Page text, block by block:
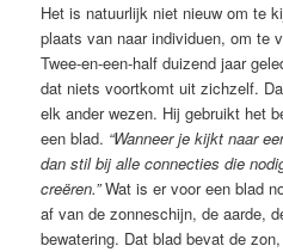
Het is natuurlijk niet nieuw om te
plaats van naar individuen, om te
Twee-en-een-half duizend jaar
dat niets voortkomt uit zichzelf.
elk ander wezen. Hij gebruikt het
een blad. “Wanneer je kijkt naar
dan stil bij alle connecties die
creëren.”Wat is er voor een blad
af van de zonneschijn, de aarde,
bewatering. Dat blad bevat de